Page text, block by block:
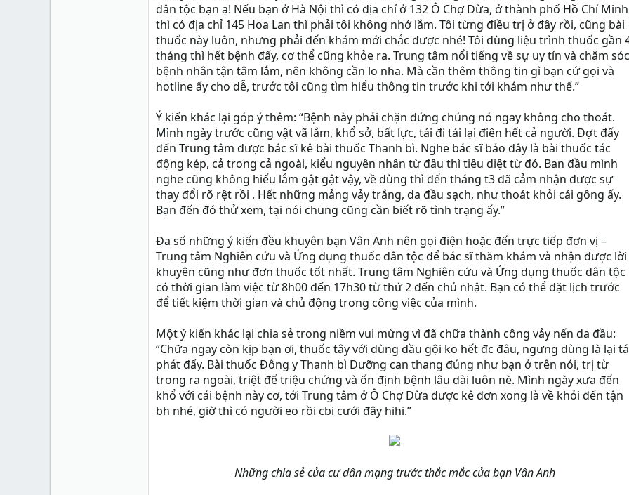
dân tộc bạn ạ! Nếu bạn ở Hà Nội thì có địa chỉ ở 132 Ô Chợ Dừa, ở thành phố Hồ Chí Minh
thì có địa chỉ 145 Hoa Lan thì phải tôi không nhớ lắm. Tôi từng điều trị ở đây rồi, cũng bài
thuốc này luôn, nhưng phải đến khám mới chắc được nhé! Tôi dùng liệu trình thuốc gần
tháng thì hết bệnh đấy, cơ thể cũng khỏe ra. Trung tâm nổi tiếng về sự uy tín và chăm sóc
bệnh nhân tận tâm lắm, nên không cần lo nha. Mà cần thêm thông tin gì bạn cứ gọi và
hotline ấy cho dễ, trước tôi cũng tìm hiểu thông tin trước khi tới khám như thế.”
Ý kiến khác lại góp ý thêm: “Bệnh này phải chặn đứng chúng nó ngay không cho thoát.
Mình ngày trước cũng vật vã lắm, khổ sở, bất lực, tái đi tái lại điên hết cả người. Đợt đấy
đến Trung tâm được bác sĩ kê bài thuốc Thanh bì. Nghe bác sĩ bảo đây là bài thuốc tác
động kép, cả trong cả ngoài, kiểu nguyên nhân từ đâu thì tiêu diệt từ đó. Ban đầu mình
nghe cũng không hiểu lắm gật gật vậy, về dùng thì đến tháng t3 đã cảm nhận được sự
thay đổi rõ rệt rồi . Hết những mảng vảy trắng, da đầu sạch, như thoát khỏi cái gông ấy.
Bạn đến đó thử xem, tại nói chung cũng cần biết rõ tình trạng ấy.”
Đa số những ý kiến đều khuyên bạn Vân Anh nên gọi điện hoặc đến trực tiếp đơn vị –
Trung tâm Nghiên cứu và Ứng dụng thuốc dân tộc để bác sĩ thăm khám và nhận được lời
khuyên cũng như đơn thuốc tốt nhất. Trung tâm Nghiên cứu và Ứng dụng thuốc dân tộc
có thời gian làm việc từ 8h00 đến 17h30 từ thứ 2 đến chủ nhật. Bạn có thể đặt lịch trước
để tiết kiệm thời gian và chủ động trong công việc của mình.
Một ý kiến khác lại chia sẻ trong niềm vui mừng vì đã chữa thành công vảy nến da đầu:
“Chữa ngay còn kịp bạn ơi, thuốc tây với dùng dầu gội ko hết đc đâu, ngưng dùng là lại
phát đấy. Bài thuốc Đông y Thanh bì Dưỡng can thang đúng như bạn ở trên nói, trị từ
trong ra ngoài, triệt để triệu chứng và ổn định bệnh lâu dài luôn nè. Mình ngày xưa đến
khổ với cái bệnh này cơ, tới Trung tâm ở Ô Chợ Dừa được kê đơn xong là về khỏi đến tận
bh nhé, giờ thì có người eo rồi cbi cưới đây hihi.”
Những chia sẻ của cư dân mạng trước thắc mắc của bạn Vân Anh